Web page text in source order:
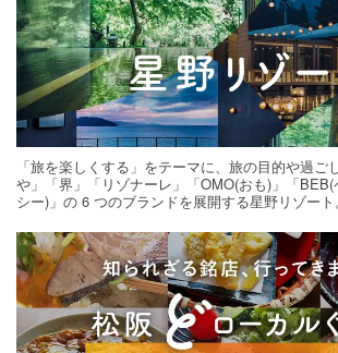
「旅を楽しくする」をテーマに、旅の目的や過ご
や」「界」「リゾナーレ」「OMO(おも)」「
シー)」の 6 つのブランドを展開する星野リゾー